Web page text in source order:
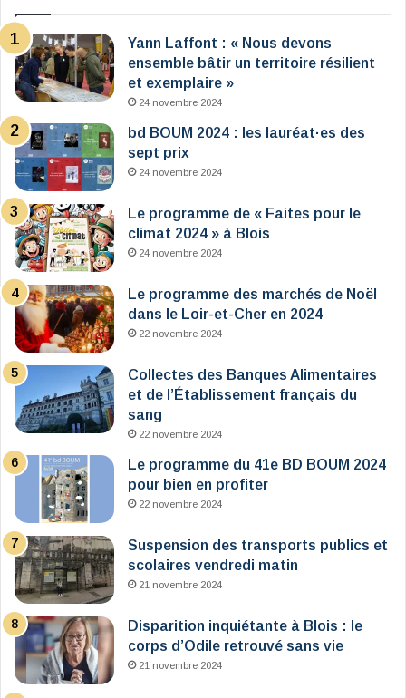
Yann Laffont : « Nous devons
ensemble bâtir un territoire résilient
et exemplaire »
24 novembre 2024
bd BOUM 2024 : les lauréat·es des
sept prix
24 novembre 2024
Le programme de « Faites pour le
climat 2024 » à Blois
24 novembre 2024
Le programme des marchés de Noël
dans le Loir-et-Cher en 2024
22 novembre 2024
Collectes des Banques Alimentaires
et de l’Établissement français du
sang
22 novembre 2024
Le programme du 41e BD BOUM 2024
pour bien en profiter
22 novembre 2024
Suspension des transports publics et
scolaires vendredi matin
21 novembre 2024
Disparition inquiétante à Blois : le
corps d’Odile retrouvé sans vie
21 novembre 2024